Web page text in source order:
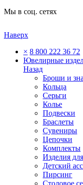
Мы в соц. сетях
Наверх
× 8 800 222 36 72
Ювелирные
Назад
Броши и
Кольца
Серьги
Колье
Подвески
Браслеты
Сувениры
Цепочки
Комплекты
Изделия
Детский
Пирсинг